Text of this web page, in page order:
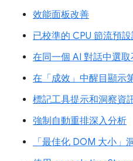
效能面板改善
已校準的 CPU 節流預
在同一個 AI 對話中選
在「成效」中醒目顯示
標記工具提示和洞察資
強制自動重排深入分析
「最佳化 DOM 大小」